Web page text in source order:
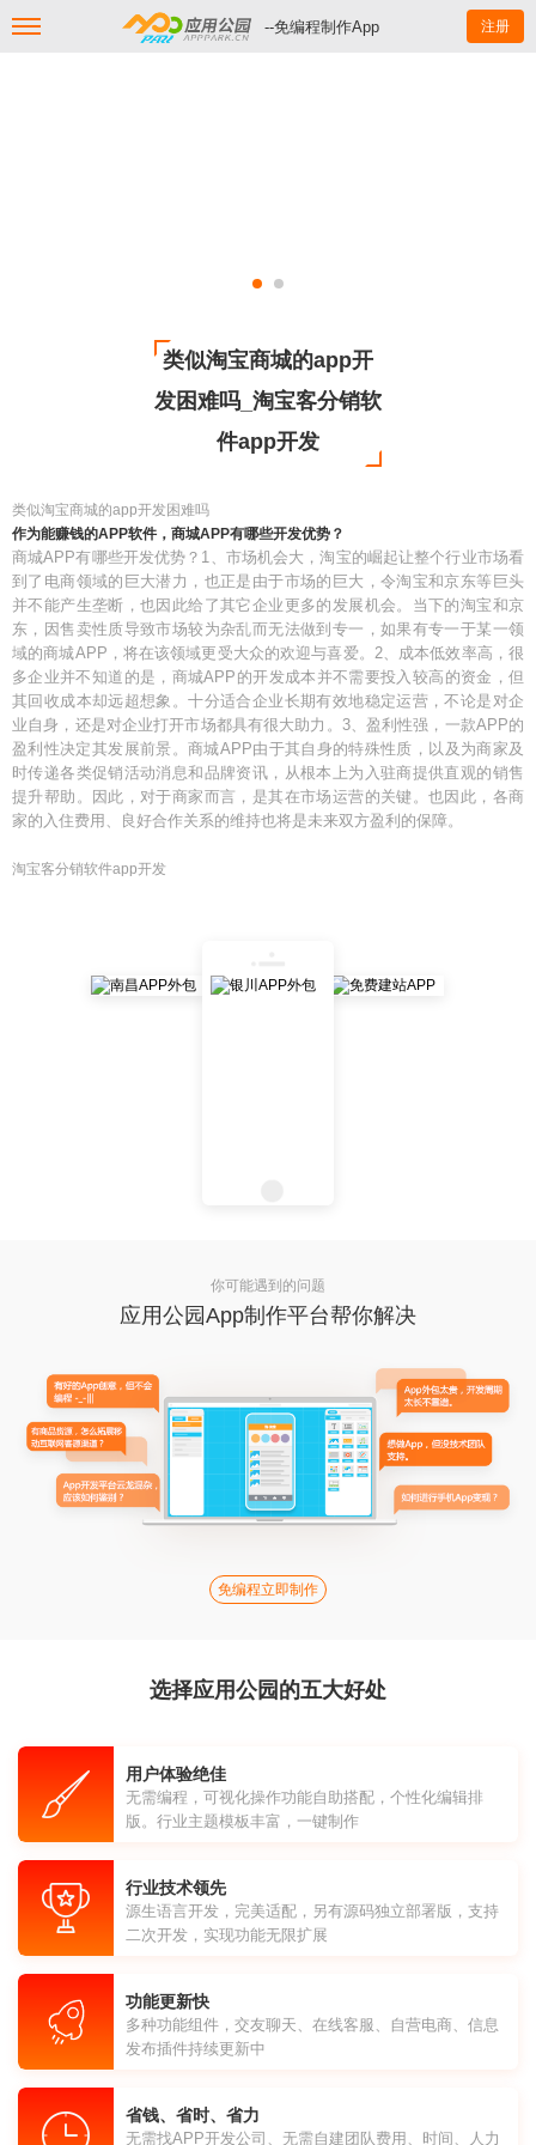
--免编程制作App 注册
类似淘宝商城的app开
发困难吗_淘宝客分销软
件app开发
类似淘宝商城的app开发困难吗
作为能赚钱的APP软件，商城APP有哪些开发优势？
商城APP有哪些开发优势？1、市场机会大，淘宝的崛起让整个行业市场看
到了电商领域的巨大潜力，也正是由于市场的巨大，令淘宝和京东等巨头
并不能产生垄断，也因此给了其它企业更多的发展机会。当下的淘宝和京
东，因售卖性质导致市场较为杂乱而无法做到专一，如果有专一于某一领
域的商城APP，将在该领域更受大众的欢迎与喜爱。2、成本低效率高，很
多企业并不知道的是，商城APP的开发成本并不需要投入较高的资金，但
其回收成本却远超想象。十分适合企业长期有效地稳定运营，不论是对企
业自身，还是对企业打开市场都具有很大助力。3、盈利性强，一款APP的
盈利性决定其发展前景。商城APP由于其自身的特殊性质，以及为商家及
时传递各类促销活动消息和品牌资讯，从根本上为入驻商提供直观的销售
提升帮助。因此，对于商家而言，是其在市场运营的关键。也因此，各商
家的入住费用、良好合作关系的维持也将是未来双方盈利的保障。
淘宝客分销软件app开发
你可能遇到的问题
应用公园App制作平台帮你解决
免编程立即制作
选择应用公园的五大好处
用户体验绝佳
无需编程，可视化操作功能自助搭配，个性化编辑排
版。行业主题模板丰富，一键制作
行业技术领先
源生语言开发，完美适配，另有源码独立部署版，支持
二次开发，实现功能无限扩展
功能更新快
多种功能组件，交友聊天、在线客服、自营电商、信息
发布插件持续更新中
省钱、省时、省力
无需找APP开发公司、无需自建团队费用、时间、人力